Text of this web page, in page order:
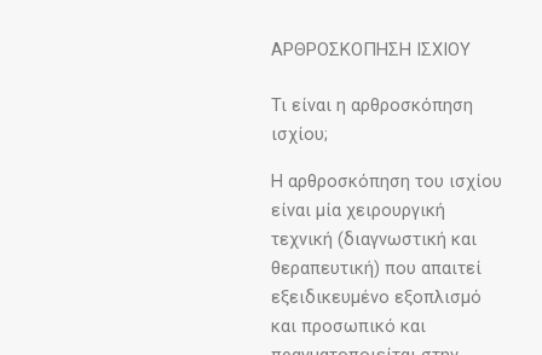
ΑΡΘΡΟΣΚΟΠΗΣΗ ΙΣΧΙΟΥ
Τι είναι η αρθροσκόπηση
ισχίου;
Η αρθροσκόπηση του ισχίου
είναι μία χειρουργική
τεχνική (διαγνωστική και
θεραπευτική) που απαιτεί
εξειδικευμένο εξοπλισμό
και προσωπικό και